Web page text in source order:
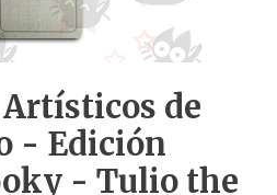
Artísticos de
- Edición
- Tulio the